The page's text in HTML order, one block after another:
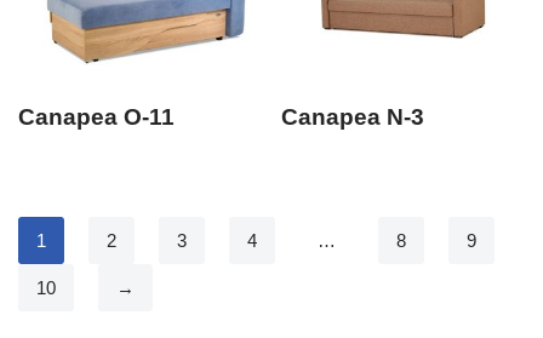
Canapea O-11 Canapea N-3
1 2 3 4 … 8 9
10 →